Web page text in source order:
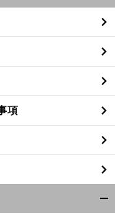
閉
る
項